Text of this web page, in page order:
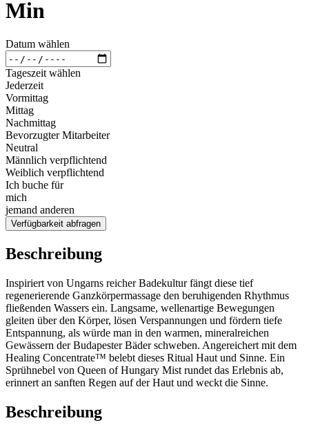
Min
Datum wählen
Tageszeit wählen
Jederzeit
Vormittag
Mittag
Nachmittag
Bevorzugter Mitarbeiter
Neutral
Männlich verpflichtend
Weiblich verpflichtend
Ich buche für
mich
jemand anderen
Verfügbarkeit abfragen
Beschreibung
Inspiriert von Ungarns reicher Badekultur fängt diese tief
regenerierende Ganzkörpermassage den beruhigenden Rhythmus
fließenden Wassers ein. Langsame, wellenartige Bewegungen
gleiten über den Körper, lösen Verspannungen und fördern tiefe
Entspannung, als würde man in den warmen, mineralreichen
Gewässern der Budapester Bäder schweben. Angereichert mit dem
Healing Concentrate™ belebt dieses Ritual Haut und Sinne. Ein
Sprühnebel von Queen of Hungary Mist rundet das Erlebnis ab,
erinnert an sanften Regen auf der Haut und weckt die Sinne.
Beschreibung